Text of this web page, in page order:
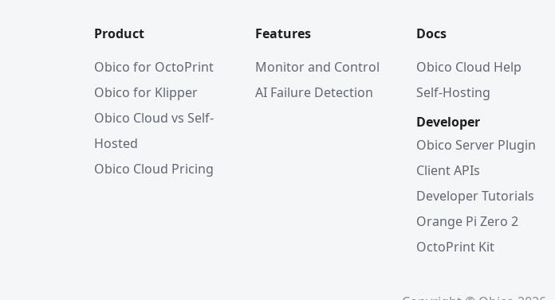
Product
Obico for OctoPrint
Obico for Klipper
Obico Cloud vs Self-
Hosted
Obico Cloud Pricing
Features
Monitor and Control
AI Failure Detection
Docs
Obico Cloud Help
Self-Hosting
Developer
Obico Server Plugin
Client APIs
Developer Tutorials
Orange Pi Zero 2
OctoPrint Kit